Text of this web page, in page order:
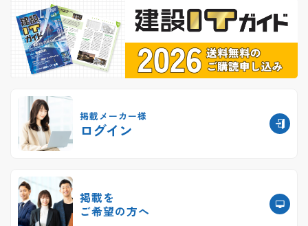
掲載メーカー様
ログイン
掲載を
ご希望の方へ